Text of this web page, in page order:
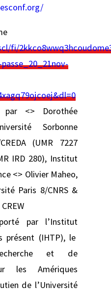
fi/
par <> Dorothée
Sorbonne
(UMR 7227
IRD 280), Institut
<> Olivier Maheo,
Paris 8/CNRS &
par l’Institut
présent (IHTP), le
et de
les Amériques
de l’Université